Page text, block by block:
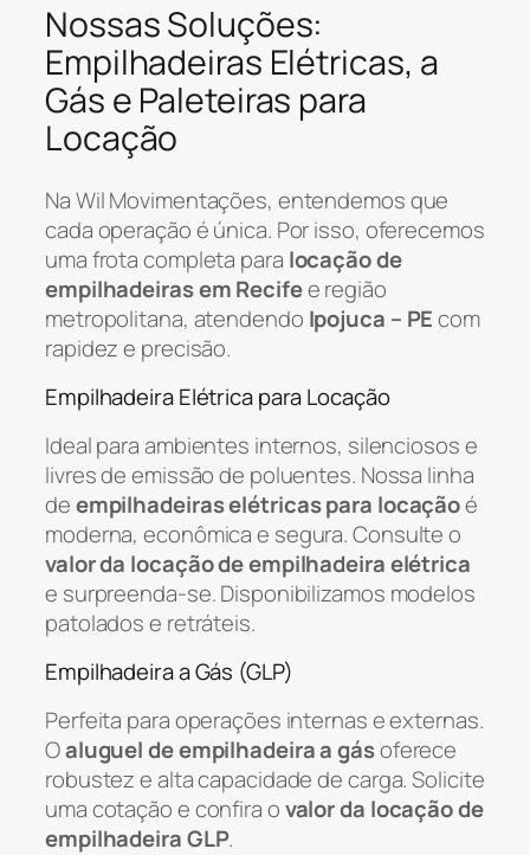
Nossas Soluções:
Empilhadeiras Elétricas, a
Gás e Paleteiras para
Locação
Na Wil Movimentações, entendemos que
cada operação é única. Por isso, oferecemos
uma frota completa para locação de
empilhadeiras em Recifee região
metropolitana, atendendo Ipojuca – PEcom
rapidez e precisão.
Empilhadeira Elétrica para Locação
Ideal para ambientes internos, silenciosos e
livres de emissão de poluentes. Nossa linha
deempilhadeiras elétricas para locaçãoé
moderna, econômica e segura. Consulte o
valor da locação de empilhadeira elétrica
e surpreenda-se. Disponibilizamos modelos
patolados e retráteis.
Empilhadeira a Gás (GLP)
Perfeita para operações internas e externas.
Oaluguel de empilhadeira a gásoferece
robustez e alta capacidade de carga. Solicite
uma cotação e confira ovalor da locação de
empilhadeira GLP.